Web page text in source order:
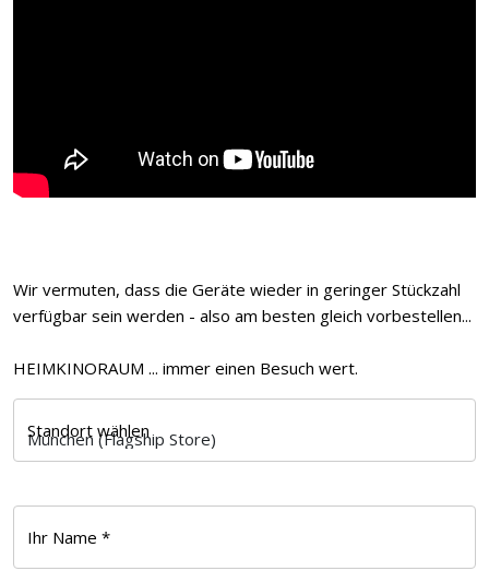
Wir vermuten, dass die Geräte wieder in geringer Stückzahl
verfügbar sein werden - also am besten gleich vorbestellen...
HEIMKINORAUM ... immer einen Besuch wert.
Standort wählen
Ihr Name *